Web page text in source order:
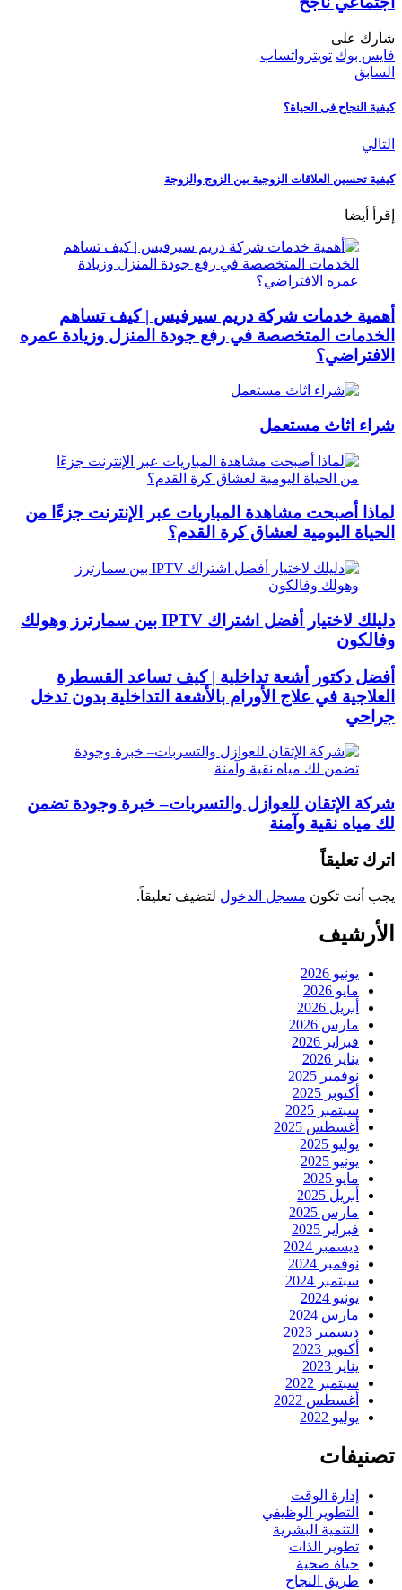
شارك على
فايس بوك تويتر واتساب
السابق
كيفية النجاح فى الحياة؟
التالي
كيفية تحسين العلاقات الزوجية بين الزوج والزوجة
إقرأ أيضا
أهمية خدمات شركة دريم سيرفيس | كيف تساهم
الخدمات المتخصصة في رفع جودة المنزل وزيادة عمره
الافتراضي؟
شراء اثاث مستعمل
لماذا أصبحت مشاهدة المباريات عبر الإنترنت جزءًا من
الحياة اليومية لعشاق كرة القدم؟
دليلك لاختيار أفضل اشتراك IPTV بين سمارترز وهولك
وفالكون
أفضل دكتور أشعة تداخلية | كيف تساعد القسطرة
العلاجية في علاج الأورام بالأشعة التداخلية بدون تدخل
جراحي
شركة الإتقان للعوازل والتسربات– خبرة وجودة تضمن
لك مياه نقية وآمنة
اترك تعليقاً
يجب أنت تكون مسجل الدخول لتضيف تعليقاً.
الأرشيف
يونيو 2026
مايو 2026
أبريل 2026
مارس 2026
فبراير 2026
يناير 2026
نوفمبر 2025
أكتوبر 2025
سبتمبر 2025
أغسطس 2025
يوليو 2025
يونيو 2025
مايو 2025
أبريل 2025
مارس 2025
فبراير 2025
ديسمبر 2024
نوفمبر 2024
سبتمبر 2024
يونيو 2024
مارس 2024
ديسمبر 2023
أكتوبر 2023
يناير 2023
سبتمبر 2022
أغسطس 2022
يوليو 2022
تصنيفات
إدارة الوقت
التطوير الوظيفي
التنمية البشرية
تطوير الذات
حياة صحية
طريق النجاح